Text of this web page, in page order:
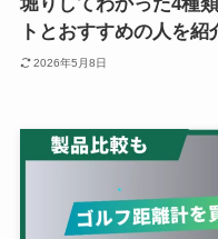
トとおすすめの人を紹
2026年5月8日